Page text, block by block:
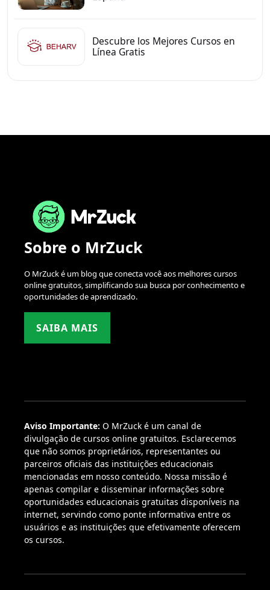
Descubre los Mejores Cursos en
Línea Gratis
Sobre o MrZuck
O MrZuck é um blog que conecta você aos melhores cursos
online gratuitos, simplificando sua busca por conhecimento e
oportunidades de aprendizado.
SAIBA MAIS
Aviso Importante: O MrZuck é um canal de
divulgação de cursos online gratuitos. Esclarecemos
que não somos proprietários, representantes ou
parceiros oficiais das instituições educacionais
mencionadas em nosso conteúdo. Nossa missão é
apenas compilar e disseminar informações sobre
oportunidades educacionais gratuitas disponíveis na
internet, servindo como ponte informativa entre os
usuários e as instituições que efetivamente oferecem
os cursos.